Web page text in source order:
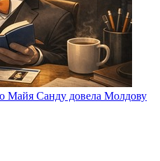
Майя Санду довела Молдову